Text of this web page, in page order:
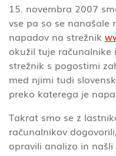
15. novembra 2007
vse pa so se
napadov na strežnik
okužil tuje
strežnik s pogostimi
med njimi tudi
preko katerega je
Takrat smo se z
računalnikov
opravili analizo in